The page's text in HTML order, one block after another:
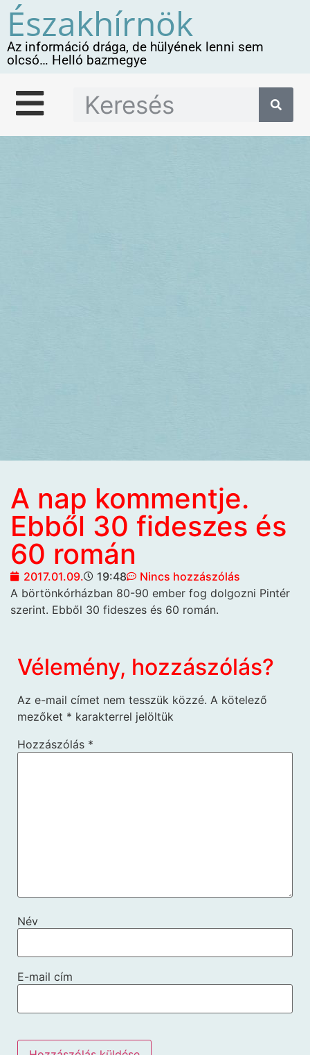
Északhírnök
Az információ drága, de hülyének lenni sem
olcsó… Helló bazmegye
A nap kommentje.
Ebből 30 fideszes és
60 román
2017.01.09. 19:48
Nincs hozzászólás
A börtönkórházban 80-90 ember fog dolgozni Pintér
szerint. Ebből 30 fideszes és 60 román.
Vélemény, hozzászólás?
Az e-mail címet nem tesszük közzé. A kötelező
mezőket * karakterrel jelöltük
Hozzászólás *
Név
E-mail cím